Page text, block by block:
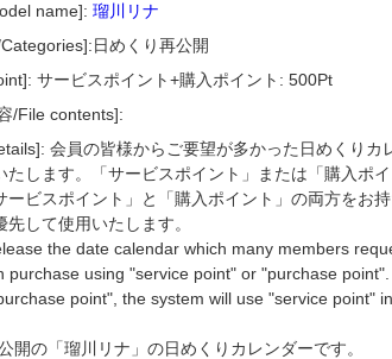
name]: 瑠川リナ
日めくり再公開
サービスポイント+購入ポイント: 500Pt
/File contents]:
会員の皆様からご要望が多かった日めくりカ
たします。「サービスポイント」または「購入ポ
ービスポイント」と「購入ポイント」の両方をお
先して使用いたします。
the date calendar which many members
purchase using "service point" or "purchase
point", the system will use "service point"
開の「瑠川リナ」の日めくりカレンダーです。